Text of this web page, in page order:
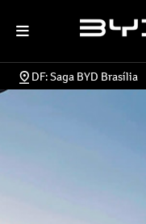
DF: Saga BYD Brasília